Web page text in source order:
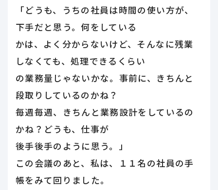
「どうも、うちの社員は時間の使い方が、
下手だと思う。何をしている
かは、よく分からないけど、そんなに残業
しなくても、処理できるくらい
の業務量じゃないかな。事前に、きちんと
段取りしているのかね？
毎週毎週、きちんと業務設計をしているの
かね？どうも、仕事が
後手後手のように思う。」
この会議のあと、私は、１１名の社員の手
帳をみて回りました。